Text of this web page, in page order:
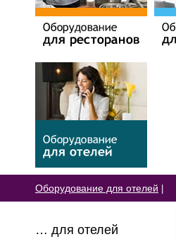
Оборудование для отелей
… для отелей